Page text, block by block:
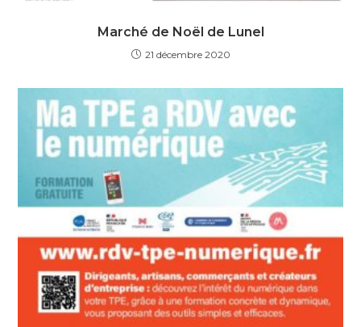
Marché de Noël de Lunel
21 décembre 2020